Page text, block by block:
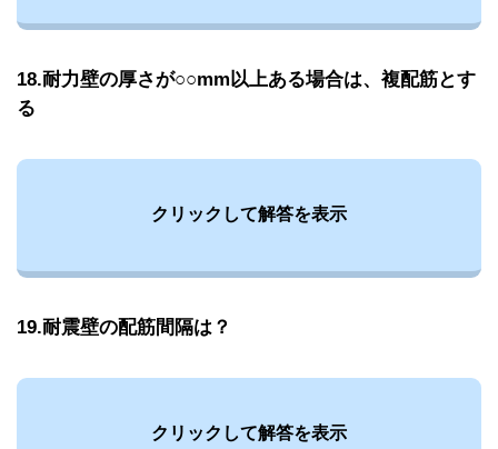
18.耐力壁の厚さが○○mm以上ある場合は、複配筋とす
る
クリックして解答を表示
19.耐震壁の配筋間隔は？
クリックして解答を表示